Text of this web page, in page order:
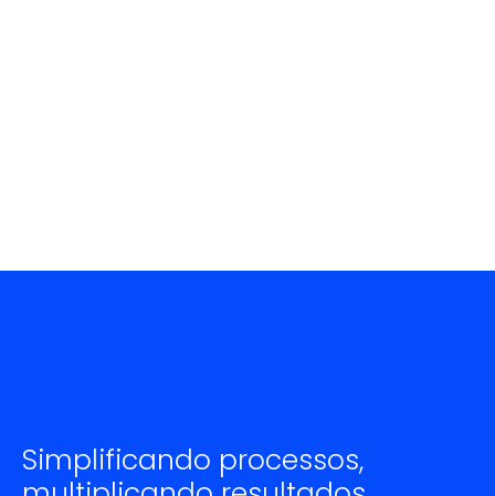
Simplificando processos,